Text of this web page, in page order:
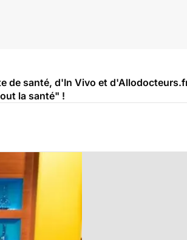
de santé, d'In Vivo et
la santé" !